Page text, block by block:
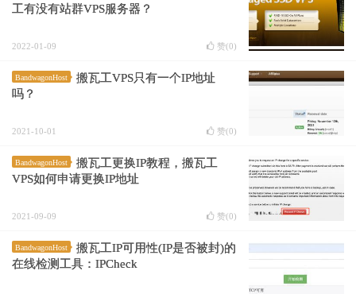
工有没有站群VPS服务器？
2022-01-09 赞(0)
BandwagonHost
搬瓦工VPS只有一个IP地址
吗？
2021-10-01 赞(0)
BandwagonHost
搬瓦工更换IP教程，搬瓦工
VPS如何申请更换IP地址
2021-09-09 赞(0)
BandwagonHost
搬瓦工IP可用性(IP是否被封)的
在线检测工具：IPCheck